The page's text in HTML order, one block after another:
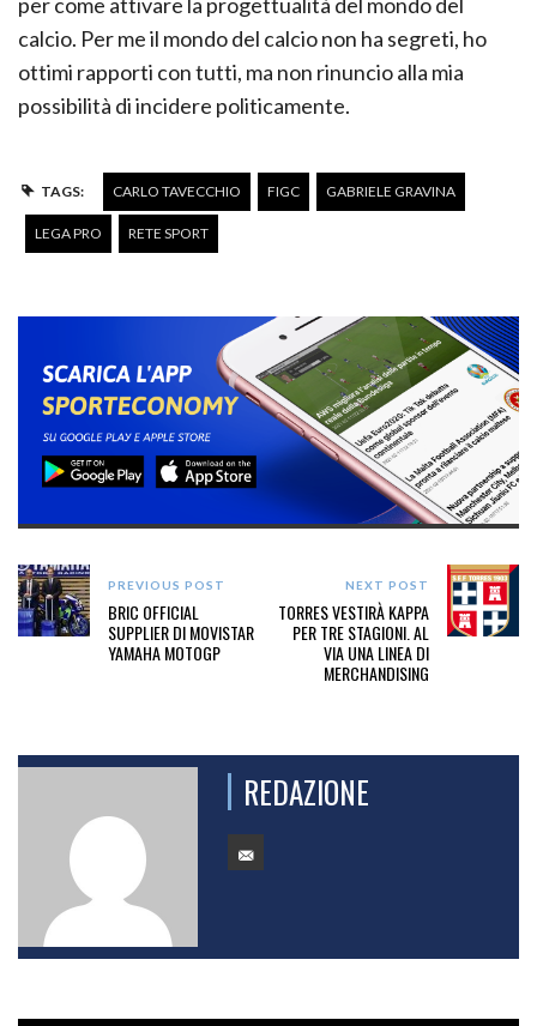
calcio. Per me il mondo del calcio non ha segreti, ho
ottimi rapporti con tutti, ma non rinuncio alla mia
possibilità di incidere politicamente.
TAGS: CARLO TAVECCHIO FIGC GABRIELE GRAVINA
LEGA PRO RETE SPORT
PREVIOUS POST
BRIC OFFICIAL
SUPPLIER DI MOVISTAR
YAMAHA MOTOGP
NEXT POST
TORRES VESTIRÀ KAPPA
PER TRE STAGIONI. AL
VIA UNA LINEA DI
MERCHANDISING
REDAZIONE